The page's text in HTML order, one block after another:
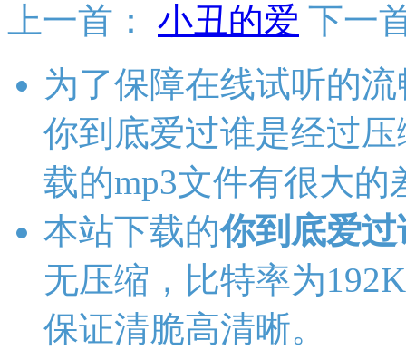
上一首：
小丑的爱 下一
为了保障在线试听的
你到底爱过谁是经过
载的mp3文件有很大的
本站下载的你到底爱过
无压缩，比特率为
保证清脆高清晰。